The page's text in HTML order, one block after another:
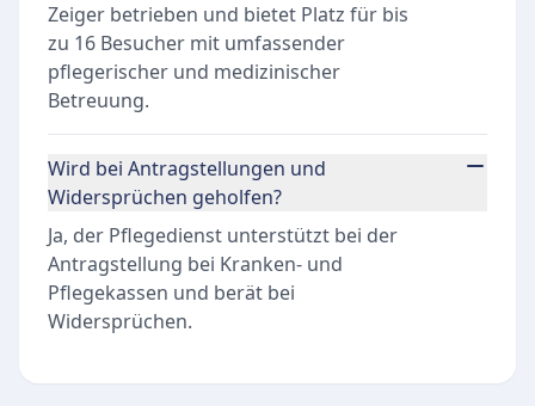
Zeiger betrieben und bietet Platz für bis
zu 16 Besucher mit umfassender
pflegerischer und medizinischer
Betreuung.
Wird bei Antragstellungen und
Widersprüchen geholfen?
Ja, der Pflegedienst unterstützt bei der
Antragstellung bei Kranken- und
Pflegekassen und berät bei
Widersprüchen.